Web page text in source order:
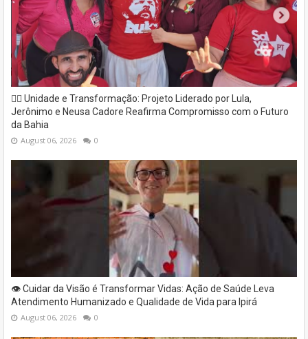
✊🏽 Unidade e Transformação: Projeto Liderado por Lula,
Jerônimo e Neusa Cadore Reafirma Compromisso com o Futuro
da Bahia
August 06, 2026 0
👁️ Cuidar da Visão é Transformar Vidas: Ação de Saúde Leva
Atendimento Humanizado e Qualidade de Vida para Ipirá
August 06, 2026 0